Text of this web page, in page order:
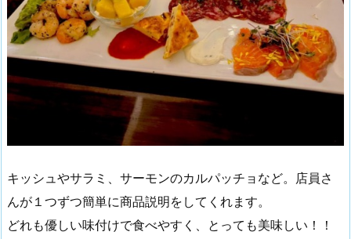
キッシュやサラミ、サーモンのカルパッチョなど。店員さ
んが１つずつ簡単に商品説明をしてくれます。
どれも優しい味付けで食べやすく、とっても美味しい！！